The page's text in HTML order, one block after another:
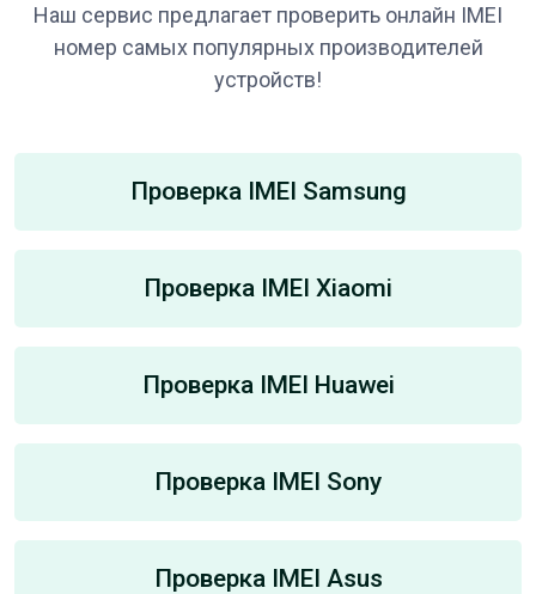
Наш сервис предлагает проверить онлайн IMEI
номер самых популярных производителей
устройств!
Проверка IMEI Samsung
Проверка IMEI Xiaomi
Проверка IMEI Huawei
Проверка IMEI Sony
Проверка IMEI Asus